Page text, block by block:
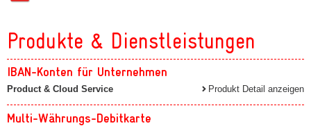
Produkte & Dienstleistungen
IBAN-Konten für Unternehmen
Product & Cloud Service Produkt Detail anzeigen
Multi-Währungs-Debitkarte